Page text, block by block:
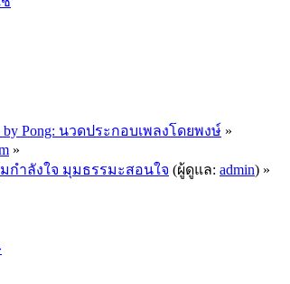
by Pong: นวดประกอบเพลงโดยพงษ์ »
»
กำลังใจ มุมธรรมะสอนใจ (ผู้ดูแล: admin) »